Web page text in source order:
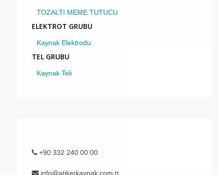
TOZALTI MEME TUTUCU
ELEKTROT GRUBU
Kaynak Elektrodu
TEL GRUBU
Kaynak Teli
+90 332 240 00 00
info@atikerkaynak.com.tr